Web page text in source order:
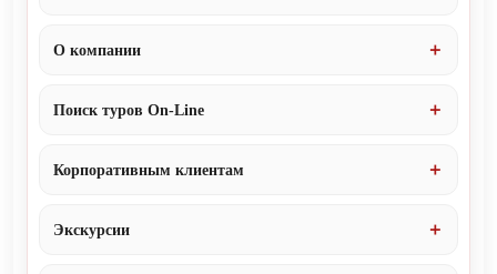
О компании
Поиск туров On-Line
Корпоративным клиентам
Экскурсии